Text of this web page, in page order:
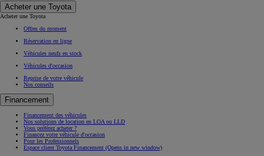
Acheter une Toyota
Acheter une Toyota
Offres du moment
Réservation en ligne
Véhicules neufs en stock
Véhicules d'occasion
Reprise de votre véhicule
Nos conseils
Financement
Financement des véhicules
Nos solutions de location en LOA ou LLD
Vous préférez acheter ?
Financez votre véhicule d'occasion
Pour les Professionnels
Espace client Toyota Financement (Opens in new window)